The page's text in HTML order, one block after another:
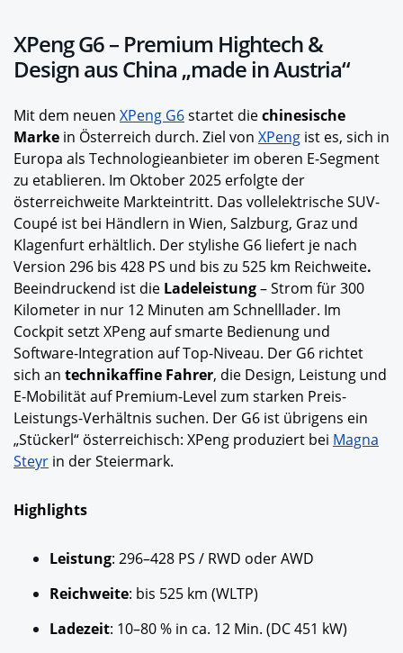
XPeng G6 – Premium Hightech &
Design aus China „made in Austria“
Mit dem neuen XPeng G6startet diechinesische
Marke in Österreich durch. Ziel von XPeng ist es, sich in
Europa als Technologieanbieter im oberen E-Segment
zu etablieren. Im Oktober2025 erfolgte der
österreichweite Markteintritt. Das vollelektrische SUV-
Coupé ist bei Händlern in Wien, Salzburg, Graz und
Klagenfurt erhältlich. Der stylishe G6 liefert je nach
Version 296 bis 428 PS und bis zu 525 km Reichweite.
Beeindruckend ist die Ladeleistung– Strom für 300
Kilometer in nur 12 Minuten am Schnelllader. Im
Cockpit setzt XPeng auf smarte Bedienung und
Software-Integration auf Top-Niveau. Der G6 richtet
sich an technikaffine Fahrer, die Design, Leistung und
E-Mobilität auf Premium-Level zum starken Preis-
Leistungs-Verhältnis suchen. Der G6 ist übrigens ein
„Stückerl“ österreichisch: XPeng produziert bei Magna
Steyr in der Steiermark.
Highlights
Leistung: 296–428 PS / RWD oder AWD
Reichweite: bis 525 km (WLTP)
Ladezeit: 10–80 % in ca. 12 Min. (DC 451 kW)